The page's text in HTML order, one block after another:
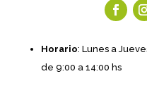
Horario: Lunes a
de 9:00 a 14:00 hs